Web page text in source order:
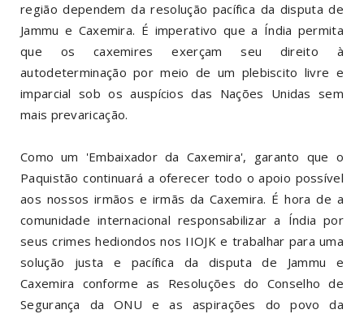
região dependem da resolução pacífica da disputa de
Jammu e Caxemira. É imperativo que a Índia permita
que os caxemires exerçam seu direito à
autodeterminação por meio de um plebiscito livre e
imparcial sob os auspícios das Nações Unidas sem
mais prevaricação.
Como um 'Embaixador da Caxemira', garanto que o
Paquistão continuará a oferecer todo o apoio possível
aos nossos irmãos e irmãs da Caxemira. É hora de a
comunidade internacional responsabilizar a Índia por
seus crimes hediondos nos IIOJK e trabalhar para uma
solução justa e pacífica da disputa de Jammu e
Caxemira conforme as Resoluções do Conselho de
Segurança da ONU e as aspirações do povo da